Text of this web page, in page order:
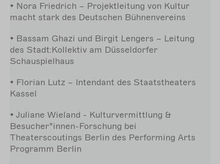
• Nora Friedrich – Projektleitung von Kultur
macht stark des Deutschen Bühnenvereins
• Bassam Ghazi und Birgit Lengers – Leitung
des Stadt:Kollektiv am Düsseldorfer
Schauspielhaus
• Florian Lutz – Intendant des Staatstheaters
Kassel
• Juliane Wieland - Kulturvermittlung &
Besucher*innen-Forschung bei
Theaterscoutings Berlin des Performing Arts
Programm Berlin